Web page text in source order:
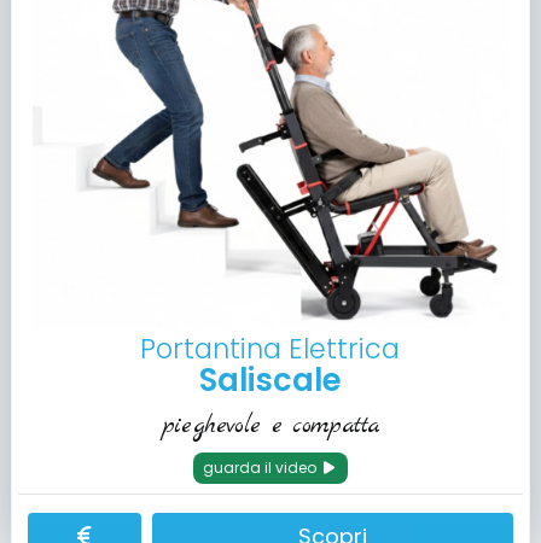
Portantina Elettrica
Saliscale
pieghevole e compatta
guarda il video
Scopri